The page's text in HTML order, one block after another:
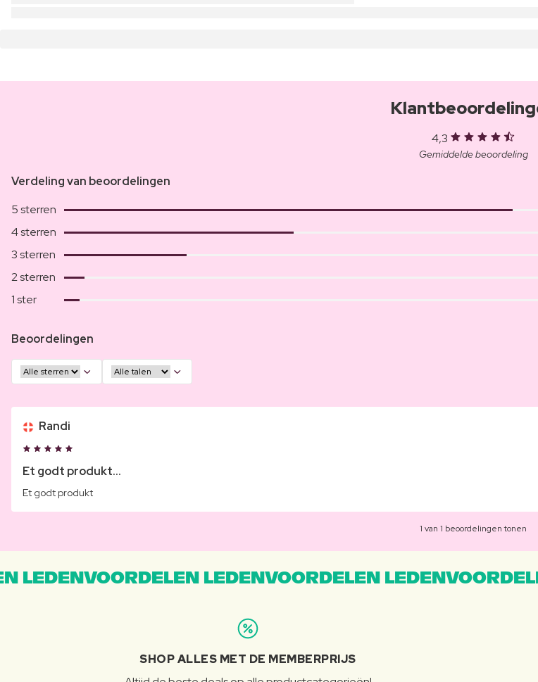
4,3
Gemiddelde beoordeling
Verdeling van beoordelingen
5 sterren
4 sterren
3 sterren
2 sterren
1 ster
Beoordelingen
Randi
Et godt produkt...
Et godt produkt
1 van 1 beoordelingen tonen
LEDENVOORDELEN LEDENVOORDELEN
SHOP ALLES MET DE MEMBERPRIJS